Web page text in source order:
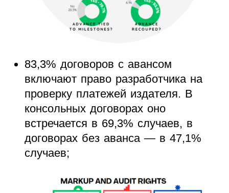
83,3% договоров с авансом
включают право разработчика на
проверку платежей издателя. В
консольных договорах оно
встречается в 69,3% случаев, в
договорах без аванса — в 47,1%
случаев;